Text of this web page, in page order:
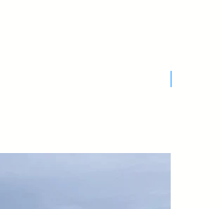
di manutenzione meno frequenti